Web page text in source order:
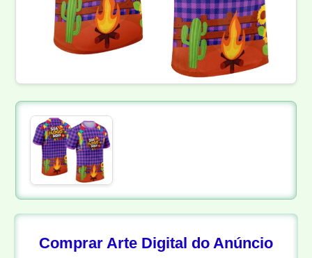
Comprar Arte Digital do Anúncio